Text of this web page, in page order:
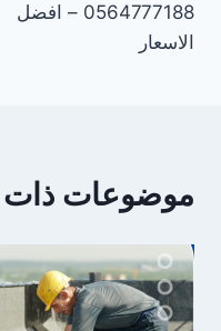
0564777188 – افضل
الاسعار
موضوعات